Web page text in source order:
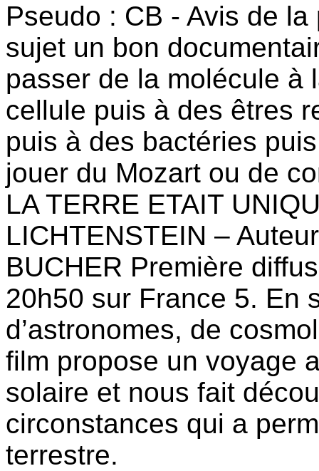
Pseudo : CB - Avis de
sujet un bon
passer de la molécule à
cellule puis à des êtres
puis à des bactéries
jouer du Mozart ou de
LA TERRE ETAIT
LICHTENSTEIN –
BUCHER Première
20h50 sur France 5. En
d’astronomes, de
film propose un voyage
solaire et nous fait
circonstances qui a
terrestre.